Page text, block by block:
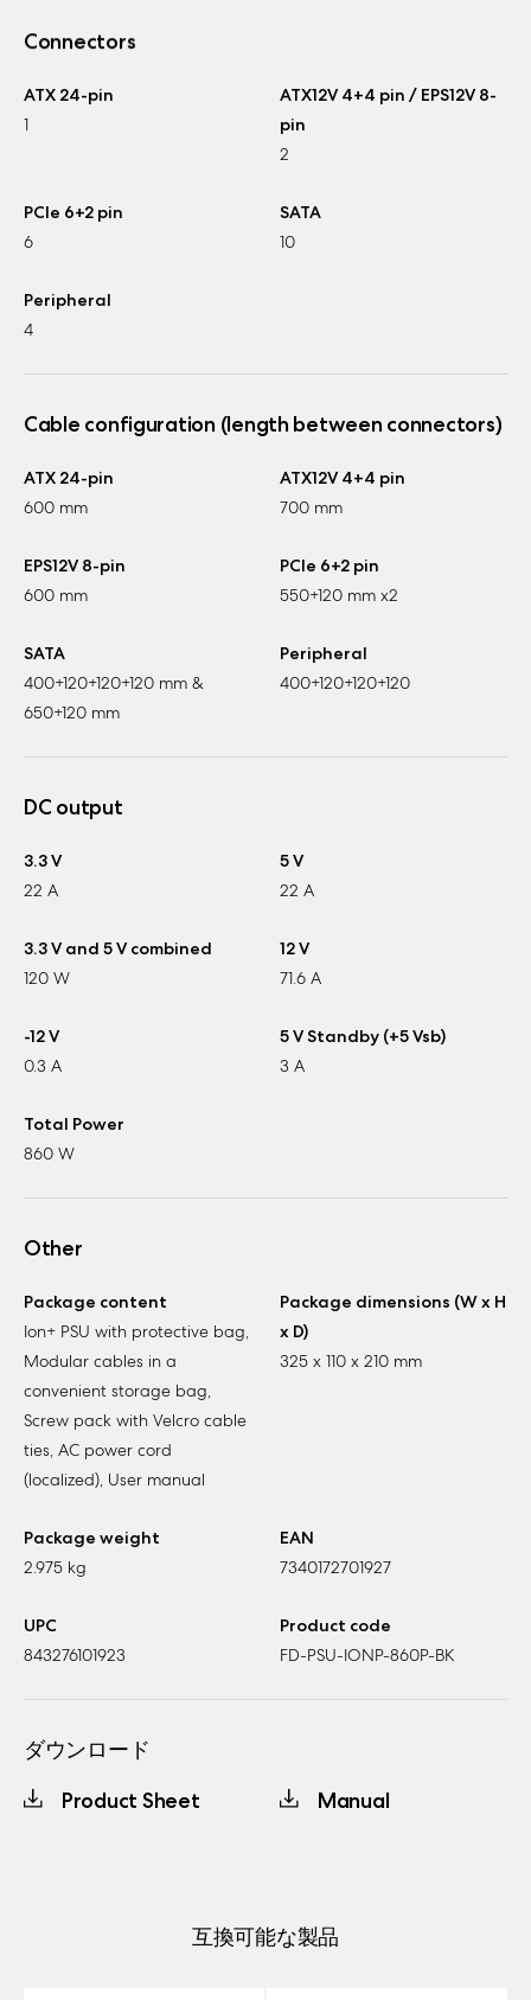
Connectors
ATX 24-pin
1
ATX12V 4+4 pin / EPS12V 8-
pin
2
PCIe 6+2 pin
6
SATA
10
Peripheral
4
Cable configuration (length between connectors)
ATX 24-pin
600 mm
ATX12V 4+4 pin
700 mm
EPS12V 8-pin
600 mm
PCIe 6+2 pin
550+120 mm x2
SATA
400+120+120+120 mm &
650+120 mm
Peripheral
400+120+120+120
DC output
3.3 V
22 A
5 V
22 A
3.3 V and 5 V combined
120 W
12 V
71.6 A
-12 V
0.3 A
5 V Standby (+5 Vsb)
3 A
Total Power
860 W
Other
Package content
Ion+ PSU with protective bag,
Modular cables in a
convenient storage bag,
Screw pack with Velcro cable
ties, AC power cord
(localized), User manual
Package dimensions (W x H
x D)
325 x 110 x 210 mm
Package weight
2.975 kg
EAN
7340172701927
UPC
843276101923
Product code
FD-PSU-IONP-860P-BK
ダウンロード
Product Sheet
Manual
互換可能な製品